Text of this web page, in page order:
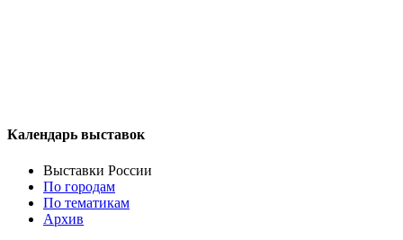
Календарь выставок
Выставки России
По городам
По тематикам
Архив